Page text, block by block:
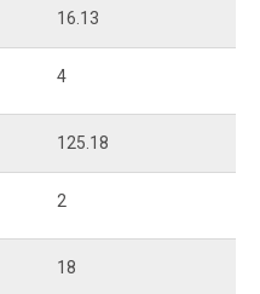
16.13
4
125.18
2
18